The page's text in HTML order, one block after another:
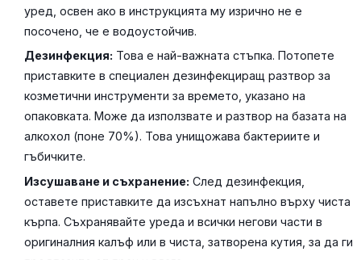
уред, освен ако в инструкцията му изрично не е
посочено, че е водоустойчив.
Дезинфекция: Това е най-важната стъпка. Потопете
приставките в специален дезинфекциращ разтвор за
козметични инструменти за времето, указано на
опаковката. Може да използвате и разтвор на базата на
алкохол (поне 70%). Това унищожава бактериите и
гъбичките.
Изсушаване и съхранение: След дезинфекция,
оставете приставките да изсъхнат напълно върху чиста
кърпа. Съхранявайте уреда и всички негови части в
оригиналния калъф или в чиста, затворена кутия, за да ги